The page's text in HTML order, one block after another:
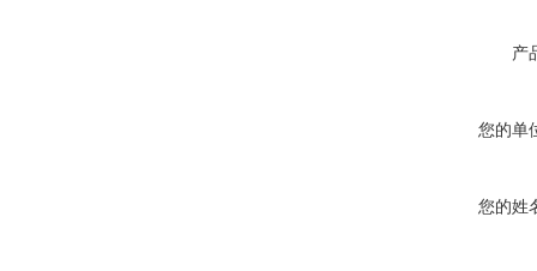
产
您的单
您的姓